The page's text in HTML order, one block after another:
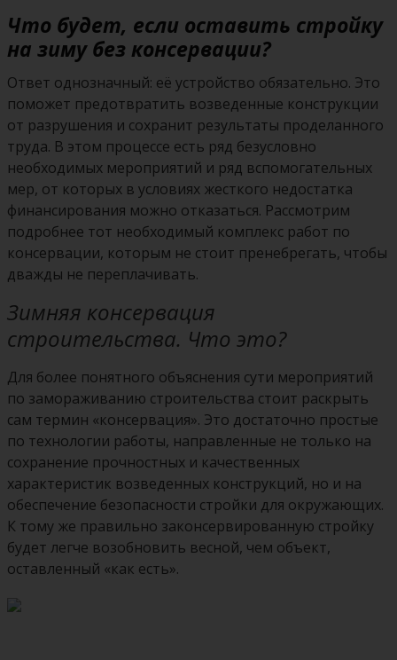
Что будет, если оставить стройку
на зиму без консервации?
Ответ однозначный: её устройство обязательно. Это
поможет предотвратить возведенные конструкции
от разрушения и сохранит результаты проделанного
труда. В этом процессе есть ряд безусловно
необходимых мероприятий и ряд вспомогательных
мер, от которых в условиях жесткого недостатка
финансирования можно отказаться. Рассмотрим
подробнее тот необходимый комплекс работ по
консервации, которым не стоит пренебрегать, чтобы
дважды не переплачивать.
Зимняя консервация
строительства. Что это?
Для более понятного объяснения сути мероприятий
по замораживанию строительства стоит раскрыть
сам термин «консервация». Это достаточно простые
по технологии работы, направленные не только на
сохранение прочностных и качественных
характеристик возведенных конструкций, но и на
обеспечение безопасности стройки для окружающих.
К тому же правильно законсервированную стройку
будет легче возобновить весной, чем объект,
оставленный «как есть».